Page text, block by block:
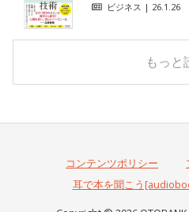
ビジネス | 26.1.26
もっと
コンテンツポリシー
耳で本を聞こう